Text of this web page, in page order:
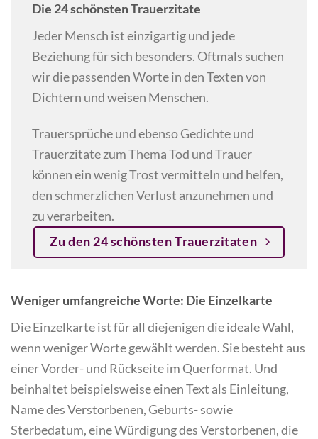
Die 24 schönsten Trauerzitate
Jeder Mensch ist einzigartig und jede
Beziehung für sich besonders. Oftmals suchen
wir die passenden Worte in den Texten von
Dichtern und weisen Menschen.
Trauersprüche und ebenso Gedichte und
Trauerzitate zum Thema Tod und Trauer
können ein wenig Trost vermitteln und helfen,
den schmerzlichen Verlust anzunehmen und
zu verarbeiten.
Zu den 24 schönsten Trauerzitaten
Weniger umfangreiche Worte: Die Einzelkarte
Die Einzelkarte ist für all diejenigen die ideale Wahl,
wenn weniger Worte gewählt werden. Sie besteht aus
einer Vorder- und Rückseite im Querformat. Und
beinhaltet beispielsweise einen Text als Einleitung,
Name des Verstorbenen, Geburts- sowie
Sterbedatum, eine Würdigung des Verstorbenen, die